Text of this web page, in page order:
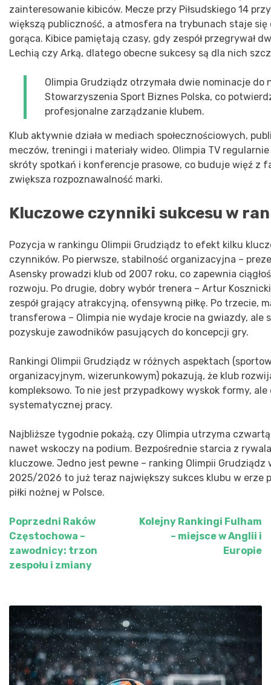
zainteresowanie kibiców. Mecze przy Piłsudskiego 14
większą publiczność, a atmosfera na trybunach staje się
gorąca. Kibice pamiętają czasy, gdy zespół przegrywał
Lechią czy Arką, dlatego obecne sukcesy są dla nich
Olimpia Grudziądz otrzymała dwie nominacje do
Stowarzyszenia Sport Biznes Polska, co
profesjonalne zarządzanie klubem.
Klub aktywnie działa w mediach społecznościowych,
meczów, treningi i materiały wideo. Olimpia TV
skróty spotkań i konferencje prasowe, co buduje więź z
zwiększa rozpoznawalność marki.
Kluczowe czynniki sukcesu w
Pozycja w rankingu Olimpii Grudziądz to efekt kilku
czynników. Po pierwsze, stabilność organizacyjna –
Asensky prowadzi klub od 2007 roku, co zapewnia
rozwoju. Po drugie, dobry wybór trenera – Artur
zespół grający atrakcyjną, ofensywną piłkę. Po trzecie,
transferowa – Olimpia nie wydaje krocie na gwiazdy, ale
pozyskuje zawodników pasujących do koncepcji gry.
Rankingi Olimpii Grudziądz w różnych aspektach
organizacyjnym, wizerunkowym) pokazują, że klub
kompleksowo. To nie jest przypadkowy wyskok formy,
systematycznej pracy.
Najbliższe tygodnie pokażą, czy Olimpia utrzyma
nawet wskoczy na podium. Bezpośrednie starcia z
kluczowe. Jedno jest pewne – ranking Olimpii Grudziądz
2025/2026 to już teraz największy sukces klubu w erze
piłki nożnej w Polsce.
Nawigacja
wpisu
Poprzedni Raków
Częstochowa –
zawodnicy: trzon
zespołu i zmiany
Kolejny Rankingi Fulham
– miejsce w Anglii i
Europie